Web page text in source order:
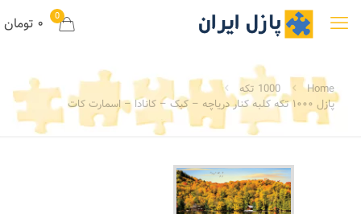
0 ۰ تومان
Home
1000 تکه
پازل ۱۰۰۰ تکه کلبه کنار دریاچه – کبک – کانادا – اسمارت کات